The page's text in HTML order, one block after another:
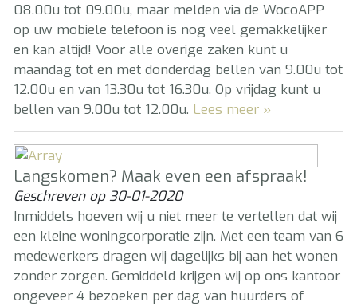
08.00u tot 09.00u, maar melden via de WocoAPP
op uw mobiele telefoon is nog veel gemakkelijker
en kan altijd! Voor alle overige zaken kunt u
maandag tot en met donderdag bellen van 9.00u tot
12.00u en van 13.30u tot 16.30u. Op vrijdag kunt u
bellen van 9.00u tot 12.00u. Lees meer »
Langskomen? Maak even een afspraak!
Geschreven op30-01-2020
Inmiddels hoeven wij u niet meer te vertellen dat wij
een kleine woningcorporatie zijn. Met een team van 6
medewerkers dragen wij dagelijks bij aan het wonen
zonder zorgen. Gemiddeld krijgen wij op ons kantoor
ongeveer 4 bezoeken per dag van huurders of